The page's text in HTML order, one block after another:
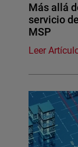
Más allá
servicio
MSP
Leer